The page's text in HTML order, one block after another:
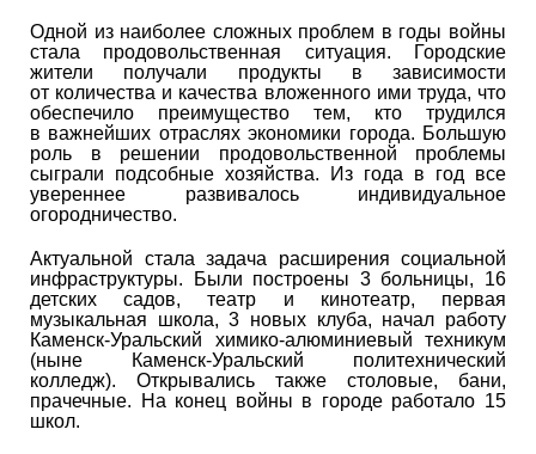
Одной из наиболее сложных проблем в годы войны
стала продовольственная ситуация. Городские
жители получали продукты в зависимости
от количества и качества вложенного ими труда, что
обеспечило преимущество тем, кто трудился
в важнейших отраслях экономики города. Большую
роль в решении продовольственной проблемы
сыграли подсобные хозяйства. Из года в год все
увереннее развивалось индивидуальное
огородничество.
Актуальной стала задача расширения социальной
инфраструктуры. Были построены 3 больницы, 16
детских садов, театр и кинотеатр, первая
музыкальная школа, 3 новых клуба, начал работу
Каменск-Уральский химико-алюминиевый техникум
(ныне Каменск-Уральский политехнический
колледж). Открывались также столовые, бани,
прачечные. На конец войны в городе работало 15
школ.